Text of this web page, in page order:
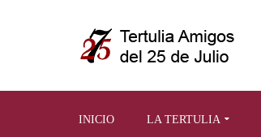
INICIO LA TERTULIA